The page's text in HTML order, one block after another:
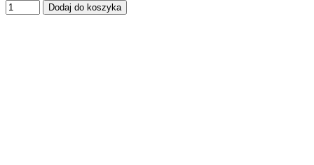
Dodaj do koszyka